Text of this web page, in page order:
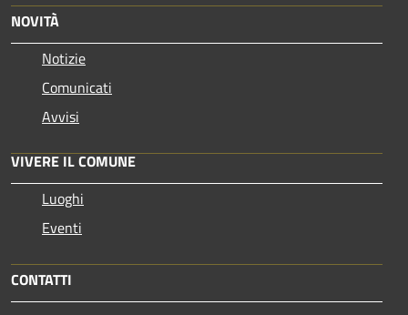
NOVITÀ
Notizie
Comunicati
Avvisi
VIVERE IL COMUNE
Luoghi
Eventi
CONTATTI